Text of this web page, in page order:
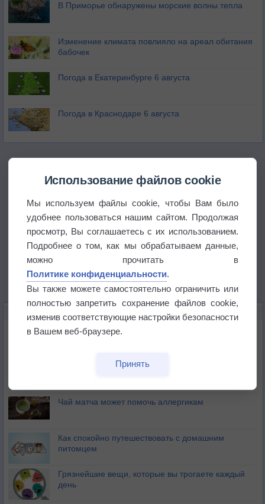
В Приморье обнаружены морские волны тепла
Изменение климата повлияло на ареал обитания
бабочек
Погода в Екатеринбурге 6 августа
Погода в Краснодаре 6 августа
Почему северный загар цветом отличается от
Букет сирени вреден для здоровья
Чай матча может помочь аллергикам
Как спокойно путешествовать с домашним
питомцем
Грязнейшие вещи, которые вы трогаете каждый
день
Использование файлов cookie
Мы используем файлы cookie, чтобы Вам было
удобнее пользоваться нашим сайтом. Продолжая
просмотр, Вы соглашаетесь с их использованием.
Подробнее о том, как мы обрабатываем данные,
можно прочитать в
Политике конфиденциальности.
Вы также можете самостоятельно ограничить или
полностью запретить сохранение файлов cookie,
изменив соответствующие настройки безопасности
в Вашем веб-браузере.
Принять